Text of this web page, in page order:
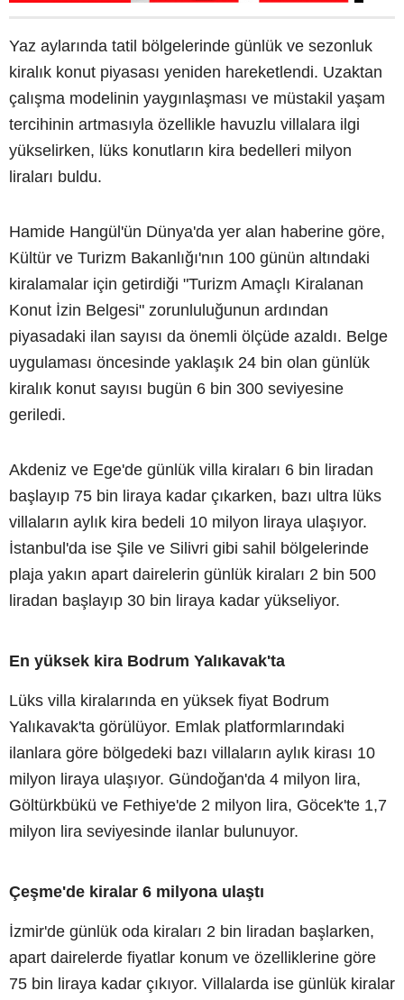
Yaz aylarında tatil bölgelerinde günlük ve sezonluk
kiralık konut piyasası yeniden hareketlendi. Uzaktan
çalışma modelinin yaygınlaşması ve müstakil yaşam
tercihinin artmasıyla özellikle havuzlu villalara ilgi
yükselirken, lüks konutların kira bedelleri milyon
liraları buldu.
Hamide Hangül'ün Dünya'da yer alan haberine göre,
Kültür ve Turizm Bakanlığı'nın 100 günün altındaki
kiralamalar için getirdiği "Turizm Amaçlı Kiralanan
Konut İzin Belgesi" zorunluluğunun ardından
piyasadaki ilan sayısı da önemli ölçüde azaldı. Belge
uygulaması öncesinde yaklaşık 24 bin olan günlük
kiralık konut sayısı bugün 6 bin 300 seviyesine
geriledi.
Akdeniz ve Ege'de günlük villa kiraları 6 bin liradan
başlayıp 75 bin liraya kadar çıkarken, bazı ultra lüks
villaların aylık kira bedeli 10 milyon liraya ulaşıyor.
İstanbul'da ise Şile ve Silivri gibi sahil bölgelerinde
plaja yakın apart dairelerin günlük kiraları 2 bin 500
liradan başlayıp 30 bin liraya kadar yükseliyor.
En yüksek kira Bodrum Yalıkavak'ta
Lüks villa kiralarında en yüksek fiyat Bodrum
Yalıkavak'ta görülüyor. Emlak platformlarındaki
ilanlara göre bölgedeki bazı villaların aylık kirası 10
milyon liraya ulaşıyor. Gündoğan'da 4 milyon lira,
Göltürkbükü ve Fethiye'de 2 milyon lira, Göcek'te 1,7
milyon lira seviyesinde ilanlar bulunuyor.
Çeşme'de kiralar 6 milyona ulaştı
İzmir'de günlük oda kiraları 2 bin liradan başlarken,
apart dairelerde fiyatlar konum ve özelliklerine göre
75 bin liraya kadar çıkıyor. Villalarda ise günlük kiralar